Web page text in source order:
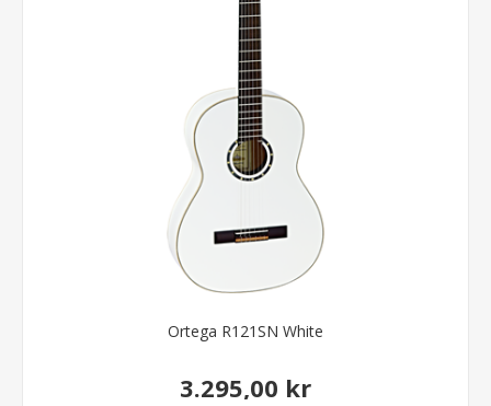
Ortega R121SN White
3.295,00 kr